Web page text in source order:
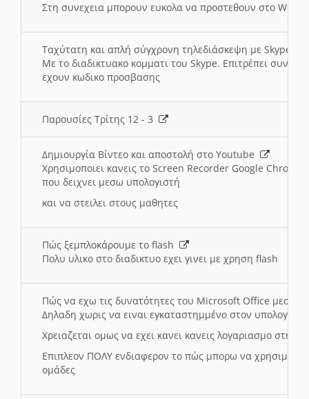
Στη συνεχεια μπορουν ευκολα να προστεθουν στο Word
Ταχύτατη και απλή σύγχρονη τηλεδιάσκεψη με Skype
Με το διαδικτυακο κομματι του Skype. Επιτρέπει
εχουν κωδικο προσβασης
Παρουσίες Τρίτης 12 - 3
Δημιουργία Βίντεο και αποστολή στο Youtube
Χρησιμοποιει κανεις το Screen Recorder Google Chrome
που δειχνει μεσω υπολογιστή
και να στειλει στους μαθητες
Πώς ξεμπλοκάρουμε το flash
Πολυ υλικο στο διαδικτυο εχει γινει με χρηση flash
Πώς να εχω τις δυνατότητες του Microsoft Office μεσω
Δηλαδη χωρις να ειναι εγκαταστημμένο στον
Χρειαζεται ομως να εχει κανει κανεις λογαριασμο στη
Επιπλεον ΠΟΛΥ ενδιαφερον το πώς μπορω να
ομάδες